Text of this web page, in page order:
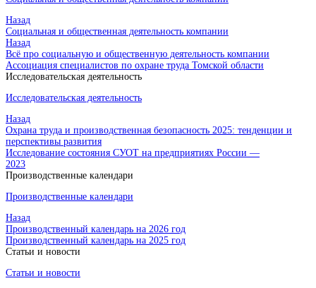
Назад
Социальная и общественная деятельность компании
Назад
Всё про социальную и общественную деятельность компании
Ассоциация специалистов по охране труда Томской области
Исследовательская деятельность
Исследовательская деятельность
Назад
Охрана труда и производственная безопасность 2025: тенденции и
перспективы развития
Исследование состояния СУОТ на предприятиях России —
2023
Производственные календари
Производственные календари
Назад
Производственный календарь на 2026 год
Производственный календарь на 2025 год
Статьи и новости
Статьи и новости